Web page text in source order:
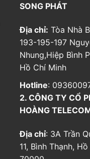
SONG PHÁT
Địa chỉ: Tòa Nhà
193-195-197
Nhung,Hiệp Bình
Hồ Chí Minh
Hotline:
2. CÔNG TY CỔ
HOÀNG
Địa chỉ: 3A Trần
11, Bình Thạnh,